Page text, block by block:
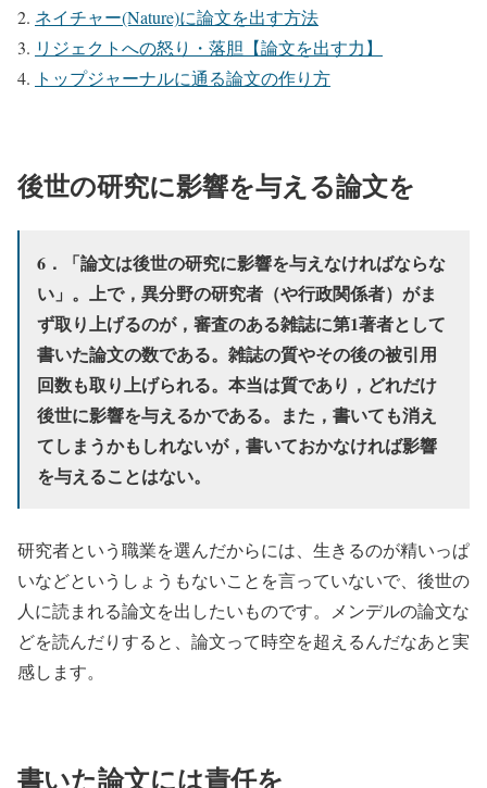
ネイチャー(Nature)に論文を出す方法
リジェクトへの怒り・落胆【論文を出す力】
トップジャーナルに通る論文の作り方
後世の研究に影響を与える論文を
6．「論文は後世の研究に影響を与えなければならな
い」。上で，異分野の研究者（や行政関係者）がま
ず取り上げるのが，審査のある雑誌に第1著者として
書いた論文の数である。雑誌の質やその後の被引用
回数も取り上げられる。本当は質であり，どれだけ
後世に影響を与えるかである。また，書いても消え
てしまうかもしれないが，書いておかなければ影響
を与えることはない。
研究者という職業を選んだからには、生きるのが精いっぱ
いなどというしょうもないことを言っていないで、後世の
人に読まれる論文を出したいものです。メンデルの論文な
どを読んだりすると、論文って時空を超えるんだなあと実
感します。
書いた論文には責任を